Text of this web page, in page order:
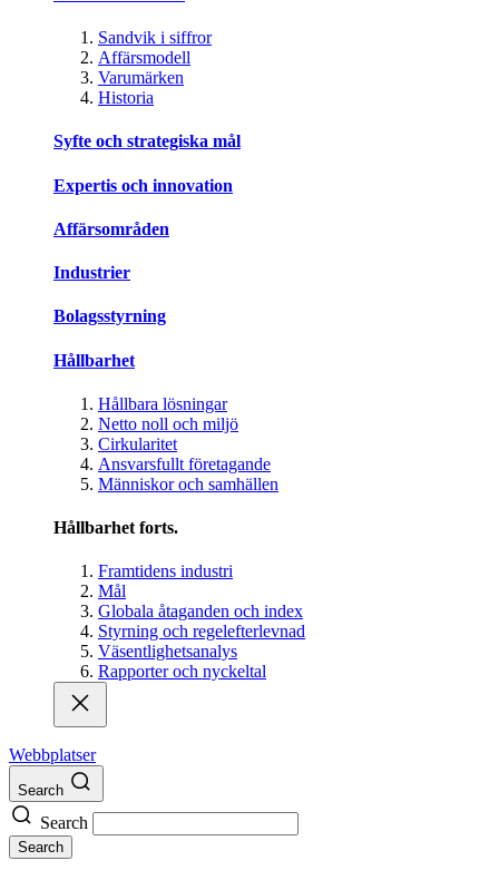
Sandvik i siffror
Affärsmodell
Varumärken
Historia
Syfte och strategiska mål
Expertis och innovation
Affärsområden
Industrier
Bolagsstyrning
Hållbarhet
Hållbara lösningar
Netto noll och miljö
Cirkularitet
Ansvarsfullt företagande
Människor och samhällen
Hållbarhet forts.
Framtidens industri
Mål
Globala åtaganden och index
Styrning och regelefterlevnad
Väsentlighetsanalys
Rapporter och nyckeltal
Webbplatser
Search
Search
Search